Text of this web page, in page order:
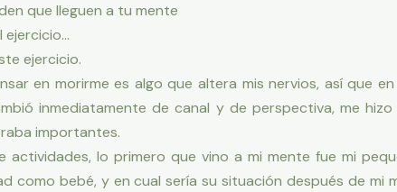
que lleguen a tu mente
ejercicio…
ejercicio.
en morirme es algo que altera mis nervios, así que
inmediatamente de canal y de perspectiva, me
importantes.
actividades, lo primero que vino a mi mente fue mi
como bebé, y en cual sería su situación después de mi